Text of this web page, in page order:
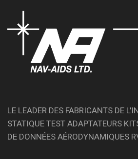
LE LEADER DES FABRICANTS DE
STATIQUE TEST ADAPTATEURS
DE DONNÉES AÉRODYNAMIQUES